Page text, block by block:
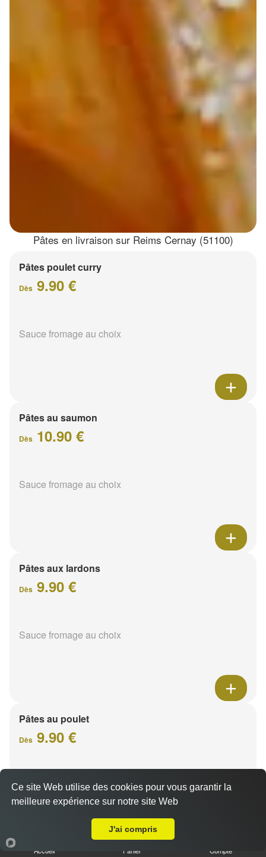
Pâtes en livraison sur Reims Cernay (51100)
Pâtes poulet curry
Dès 9.90 €
Sauce fromage au choix
Pâtes au saumon
Dès 10.90 €
Sauce fromage au choix
Pâtes aux lardons
Dès 9.90 €
Sauce fromage au choix
Pâtes au poulet
Dès 9.90 €
Sauce fromage au choix
Accueil Panier Compte
Ce site Web utilise des cookies pour vous garantir la
meilleure expérience sur notre site Web
J'ai compris